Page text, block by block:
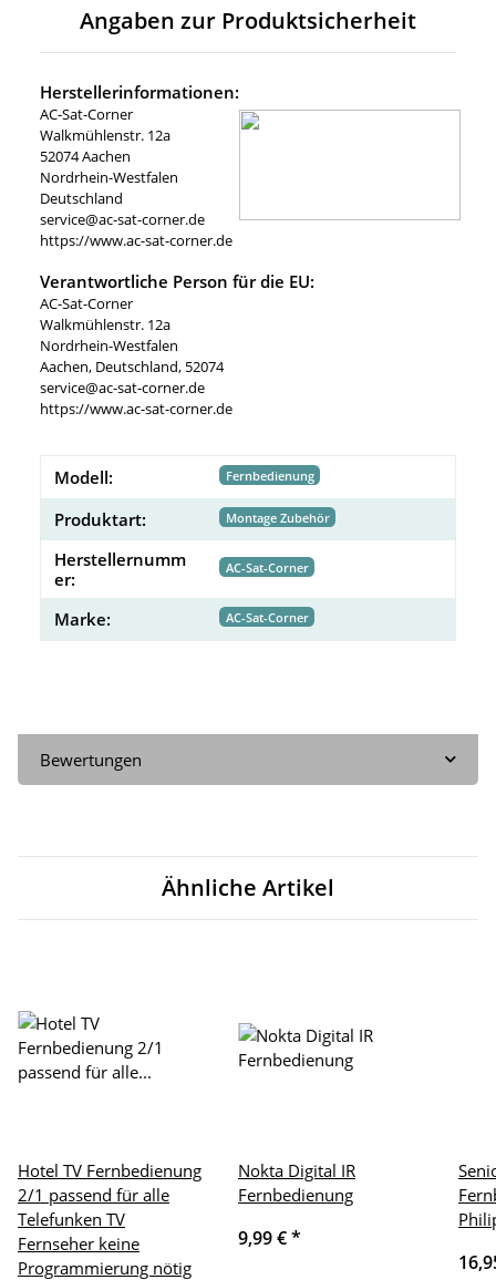
Angaben zur Produktsicherheit
Herstellerinformationen:
AC-Sat-Corner
Walkmühlenstr. 12a
52074 Aachen
Nordrhein-Westfalen
Deutschland
service@ac-sat-corner.de
https://www.ac-sat-corner.de
Verantwortliche Person für die EU:
AC-Sat-Corner
Walkmühlenstr. 12a
Nordrhein-Westfalen
Aachen, Deutschland, 52074
service@ac-sat-corner.de
https://www.ac-sat-corner.de
Modell: Fernbedienung
Produktart: Montage Zubehör
Herstellernumm
er:
AC-Sat-Corner
Marke: AC-Sat-Corner
Bewertungen
Ähnliche Artikel
Hotel TV Fernbedienung
2/1 passend für alle
Telefunken TV
Fernseher keine
Programmierung nötig
Nokta Digital IR
Fernbedienung
9,99 €*